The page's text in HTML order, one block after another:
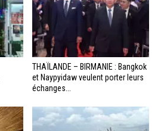
THAÏLANDE – BIRMANIE : Bangkok
et Naypyidaw veulent porter leurs
échanges...